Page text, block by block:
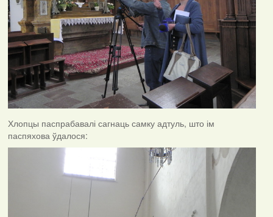
Хлопцы паспрабавалі сагнаць самку адтуль, што ім
паспяхова ўдалося: